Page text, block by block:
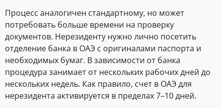
Процесс аналогичен стандартному, но может
потребовать больше времени на проверку
документов. Нерезиденту нужно лично посетить
отделение банка в ОАЭ с оригиналами паспорта и
необходимых бумаг. В зависимости от банка
процедура занимает от нескольких рабочих дней до
нескольких недель. Как правило, счет в ОАЭ для
нерезидента активируется в пределах 7–10 дней.